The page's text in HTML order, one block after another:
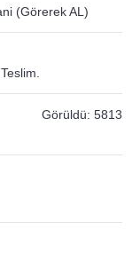
(Görerek AL)
Görüldü: 5813